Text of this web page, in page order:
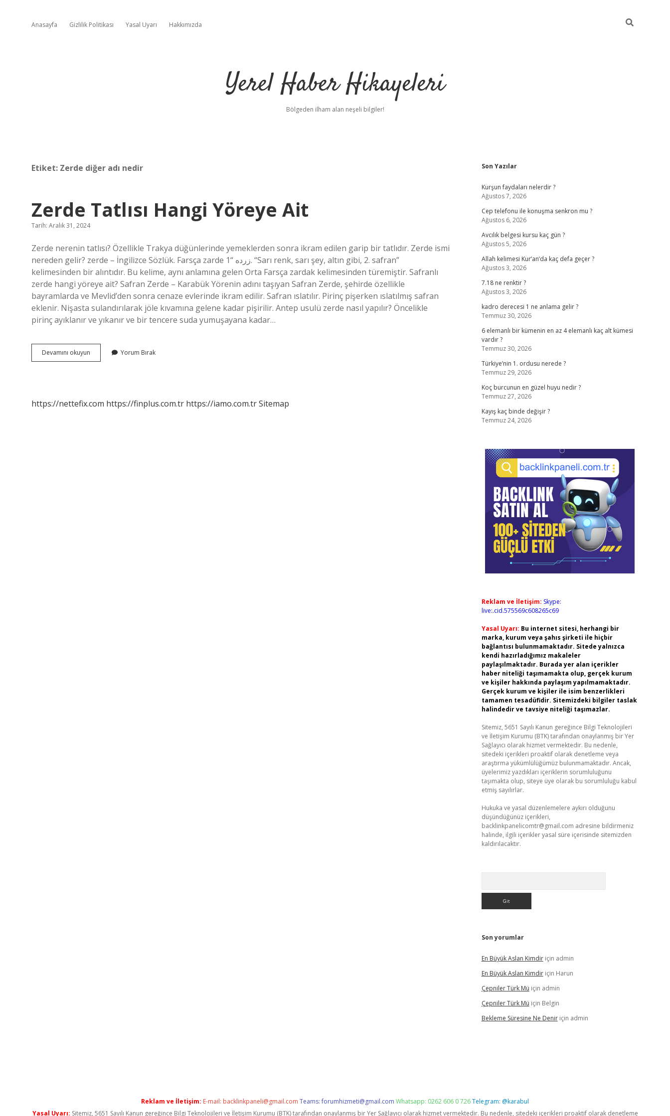
Anasayfa Gizlilik Politikası Yasal Uyarı Hakkımızda
Yerel Haber Hikayeleri
Bölgeden ilham alan neşeli bilgiler!
Etiket: Zerde diğer adı nedir
Zerde Tatlısı Hangi Yöreye Ait
Tarih: Aralık 31, 2024
Zerde nerenin tatlısı? Özellikle Trakya düğünlerinde yemeklerden sonra ikram edilen garip bir tatlıdır. Zerde ismi
nereden gelir? zerde – İngilizce Sözlük. Farsça zarde زرده “1. “Sarı renk, sarı şey, altın gibi, 2. safran”
kelimesinden bir alıntıdır. Bu kelime, aynı anlamına gelen Orta Farsça zardak kelimesinden türemiştir. Safranlı
zerde hangi yöreye ait? Safran Zerde – Karabük Yörenin adını taşıyan Safran Zerde, şehirde özellikle
bayramlarda ve Mevlid’den sonra cenaze evlerinde ikram edilir. Safran ıslatılır. Pirinç pişerken ıslatılmış safran
eklenir. Nişasta sulandırılarak jöle kıvamına gelene kadar pişirilir. Antep usulü zerde nasıl yapılır? Öncelikle
pirinç ayıklanır ve yıkanır ve bir tencere suda yumuşayana kadar…
Devamını okuyun
Tatlısı
Yorum Bırak
https://nettefix.com https://finplus.com.tr https://iamo.com.trSitemap
Sidebar
Son Yazılar
Kurşun faydaları nelerdir ?
Ağustos 7, 2026
Cep telefonu ile konuşma senkron mu ?
Ağustos 6, 2026
Avcılık belgesi kursu kaç gün ?
Ağustos 5, 2026
Allah kelimesi Kur’an’da kaç defa geçer ?
Ağustos 3, 2026
7.18 ne renktir ?
Ağustos 3, 2026
kadro derecesi 1 ne anlama gelir ?
Temmuz 30, 2026
6 elemanlı bir kümenin en az 4 elemanlı kaç alt kümesi
vardır ?
Temmuz 30, 2026
Türkiye’nin 1. ordusu nerede ?
Temmuz 29, 2026
Koç burcunun en güzel huyu nedir ?
Temmuz 27, 2026
Kayış kaç binde değişir ?
Temmuz 24, 2026
Reklam ve İletişim: Skype:
live:.cid.575569c608265c69
Yasal Uyarı: Bu internet sitesi, herhangi bir
marka, kurum veya şahıs şirketi ile hiçbir
bağlantısı bulunmamaktadır. Sitede yalnızca
kendi hazırladığımız makaleler
paylaşılmaktadır. Burada yer alan içerikler
haber niteliği taşımamakta olup, gerçek kurum
ve kişiler hakkında paylaşım yapılmamaktadır.
Gerçek kurum ve kişiler ile isim benzerlikleri
tamamen tesadüfidir. Sitemizdeki bilgiler taslak
halindedir ve tavsiye niteliği taşımazlar.
Sitemiz, 5651 Sayılı Kanun gereğince Bilgi Teknolojileri
ve İletişim Kurumu (BTK) tarafından onaylanmış bir Yer
Sağlayıcı olarak hizmet vermektedir. Bu nedenle,
sitedeki içerikleri proaktif olarak denetleme veya
araştırma yükümlülüğümüz bulunmamaktadır. Ancak,
üyelerimiz yazdıkları içeriklerin sorumluluğunu
taşımakta olup, siteye üye olarak bu sorumluluğu kabul
etmiş sayılırlar.
Hukuka ve yasal düzenlemelere aykırı olduğunu
düşündüğünüz içerikleri,
backlinkpanelicomtr@gmail.com adresine bildirmeniz
halinde, ilgili içerikler yasal süre içerisinde sitemizden
kaldırılacaktır.
Son yorumlar
En Büyük Aslan Kimdiriçin admin
En Büyük Aslan Kimdiriçin Harun
Çepniler Türk Mü için admin
Çepniler Türk Mü için Belgin
Bekleme Süresine Ne Deniriçin admin
Reklam ve İletişim: E-mail: backlinkpaneli@gmail.com Teams:forumhizmeti@gmail.com Whatsapp: 0262 606 0 726Telegram: @karabul
Yasal Uyarı: Sitemiz, 5651 Sayılı Kanun gereğince Bilgi Teknolojileri ve İletişim Kurumu (BTK) tarafından onaylanmış bir Yer Sağlayıcı olarak hizmet vermektedir. Bu nedenle, sitedeki içerikleri proaktif olarak denetleme